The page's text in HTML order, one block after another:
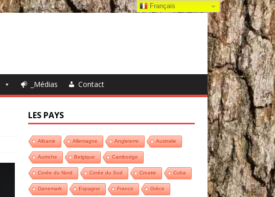
_Médias Contact
LES PAYS
Albanie Allemagne Angleterre Australie
Autriche Belgique Cambodge
Corée du Nord Corée du Sud Croatie Cuba
Danemark Espagne France Grèce
Français